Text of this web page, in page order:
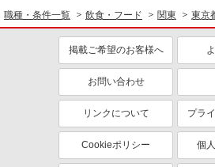
4,723,256〜5,982,791
に応じて決定します。
キープ
アルバイト パート
コンパスグループ・ジャパン株式会社
調理補助【アルバイ
時給1,400円以上 試用期間中 時給1,400円以上
(試用期間2ヶ月) 残業が発生した場合、残業代を1
分単位で別途支給しま
世界的ＩＴ企業
職種・条件一覧 飲食・フード 関東 東京
掲載ご希望のお客様へ
お問い合わせ
リンクについて プラ
Cookieポリシー 個